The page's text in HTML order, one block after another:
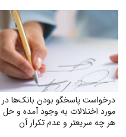
درخواست پاسخگو بودن بانک‌ها در
مورد اختلالات به وجود آمده و حل
هر چه سریعتر و عدم تکرار آن